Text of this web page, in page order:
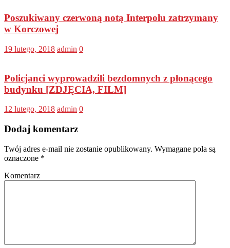
Poszukiwany czerwoną notą Interpolu zatrzymany
w Korczowej
19 lutego, 2018 admin 0
Policjanci wyprowadzili bezdomnych z płonącego
budynku [ZDJĘCIA, FILM]
12 lutego, 2018 admin 0
Dodaj komentarz
Twój adres e-mail nie zostanie opublikowany. Wymagane pola są
oznaczone *
Komentarz